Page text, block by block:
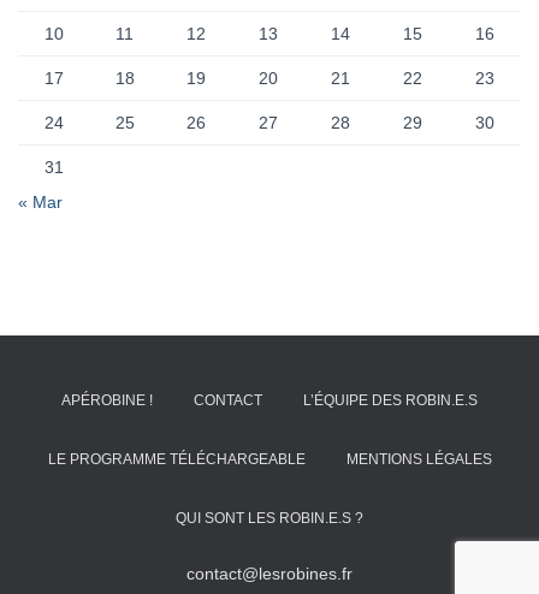
10 11 12 13 14 15 16
17 18 19 20 21 22 23
24 25 26 27 28 29 30
31
« Mar
APÉROBINE ! CONTACT L’ÉQUIPE DES ROBIN.E.S
LE PROGRAMME TÉLÉCHARGEABLE MENTIONS LÉGALES
QUI SONT LES ROBIN.E.S ?
contact@lesrobines.fr